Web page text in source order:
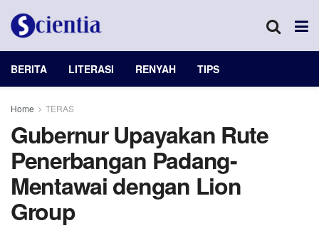
BERITA LITERASI RENYAH TIPS
Home TERAS
Gubernur Upayakan Rute
Penerbangan Padang-
Mentawai dengan Lion
Group